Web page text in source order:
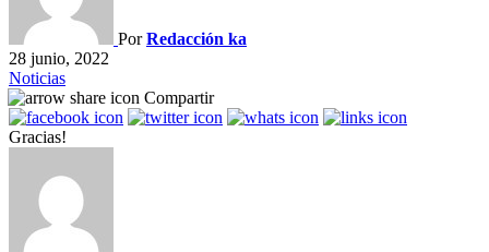
PorRedacción ka
28 junio, 2022
Noticias
Compartir
Gracias!